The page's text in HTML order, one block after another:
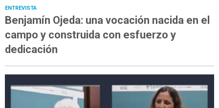
ENTREVISTA
Benjamín Ojeda: una vocación nacida en el
campo y construida con esfuerzo y
dedicación